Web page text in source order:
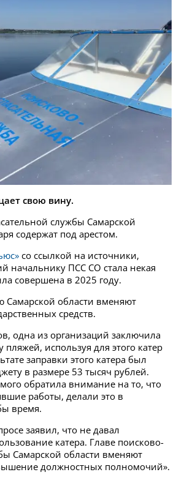
свою вину.
службы Самарской
содержат под арестом.
со ссылкой на источники,
начальнику ПСС СО стала некая
совершена в 2025 году.
Самарской области вменяют
средств.
одна из организаций заключила
пляжей, используя для этого катер
заправки этого катера был
в размере 53 тысяч рублей.
обратила внимание на то, что
работы, делали это в
время.
заявил, что не давал
катера. Главе поисково-
Самарской области вменяют
должностных полномочий».